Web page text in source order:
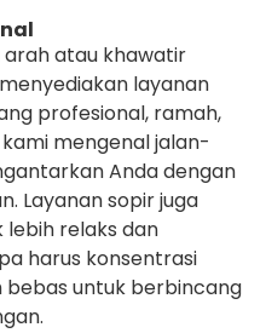
arah atau khawatir
layanan
profesional, ramah,
mengenal jalan-
Anda dengan
Layanan sopir juga
lebih relaks dan
harus konsentrasi
bebas untuk berbincang